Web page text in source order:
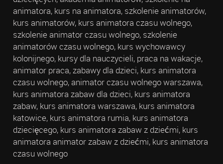
animatora, kurs na animatora, szkolenie animatorów,
kurs animatorów, kurs animatora czasu wolnego,
szkolenie animator czasu wolnego, szkolenie
animatorów czasu wolnego, kurs wychowawcy
kolonijnego, kursy dla nauczycieli, praca na wakacje,
animator praca, zabawy dla dzieci, kurs animatora
czasu wolnego, animator czasu wolnego warszawa,
kurs animatora zabaw dla dzieci, kurs animatora
zabaw, kurs animatora warszawa, kurs animatora
katowice, kurs animatora rumia, kurs animatora
dziecięcego, kurs animatora zabaw z dziećmi, kurs
animatora animator zabaw z dziećmi, kurs animatora
czasu wolnego